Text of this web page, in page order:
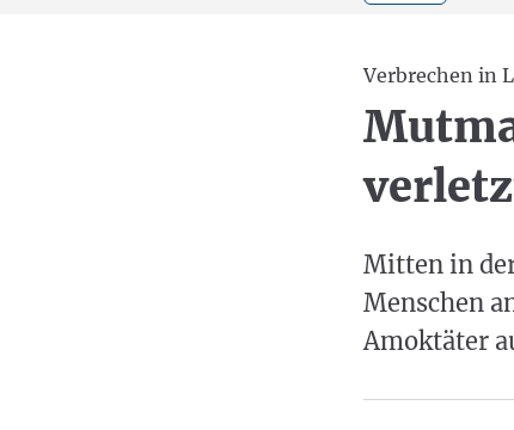
Verbrechen in
Mitten in
Menschen
Amoktäter